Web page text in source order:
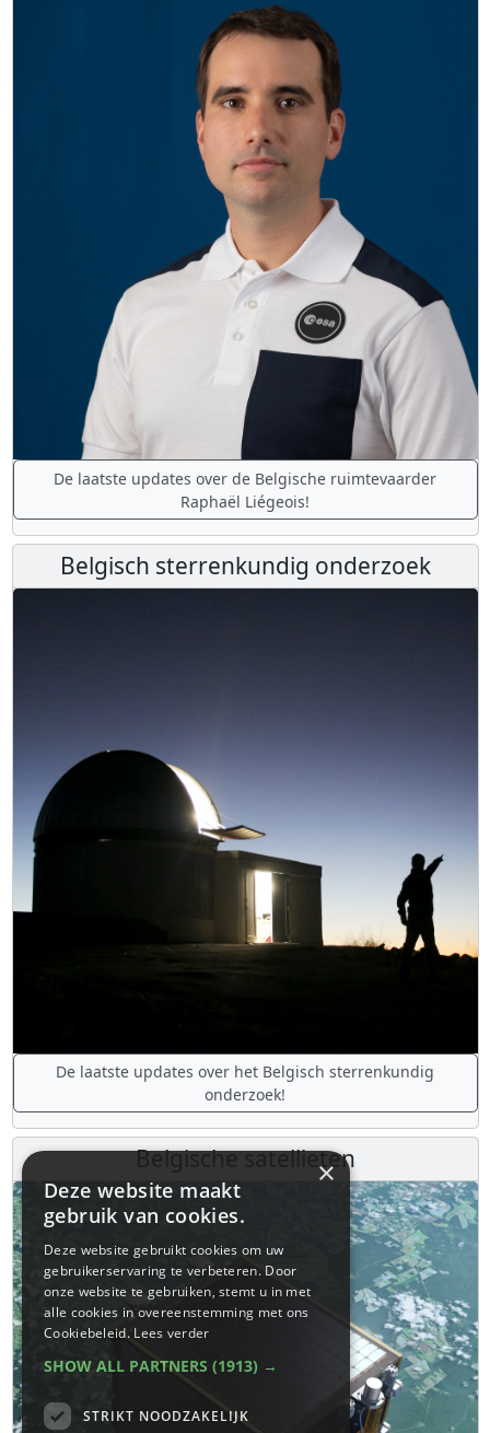
De laatste updates over de Belgische ruimtevaarder
Raphaël Liégeois!
Belgisch sterrenkundig onderzoek
De laatste updates over het Belgisch sterrenkundig
onderzoek!
Belgische satellieten
×
Deze website maakt
gebruik van cookies.
Deze website gebruikt cookies om uw
gebruikerservaring te verbeteren. Door
onze website te gebruiken, stemt u in met
alle cookies in overeenstemming met ons
Cookiebeleid. Lees verder
SHOW ALL PARTNERS (1913) →
STRIKT NOODZAKELIJK